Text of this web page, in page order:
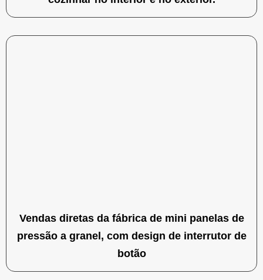
Vendas diretas da fábrica de mini panelas de
pressão a granel, com design de interrutor de
botão